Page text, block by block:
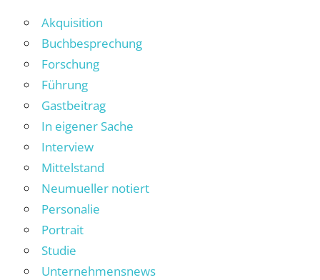
Akquisition
Buchbesprechung
Forschung
Führung
Gastbeitrag
In eigener Sache
Interview
Mittelstand
Neumueller notiert
Personalie
Portrait
Studie
Unternehmensnews